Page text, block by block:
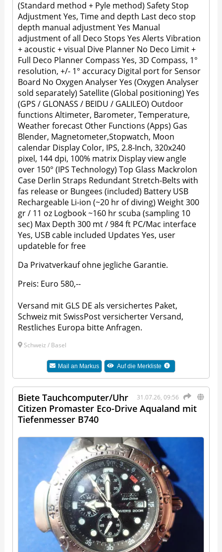
(Standard method + Pyle method) Safety Stop
Adjustment Yes, Time and depth Last deco stop
depth manual adjustment Yes Manual
adjustment of all Deco Stops Yes Alerts Vibration
+ acoustic + visual Dive Planner No Deco Limit +
Full Deco Planner Compass Yes, 3D Compass, 1°
resolution, +/- 1° accuracy Digital port for Sensor
Board No Oxygen Analyser Yes (Oxygen Analyser
sold separately) Satellite (Global positioning) Yes
(GPS / GLONASS / BEIDU / GALILEO) Outdoor
functions Altimeter, Barometer, Temperature,
Weather forecast Other Functions (Apps) Gas
Blender, Magnetometer,Stopwatch, Moon
calendar Display Color, IPS, 2.8-Inch, 320x240
pixel, 144 dpi, 100% matrix Display view angle
over 150° (IPS Technology) Top Glass Mackrolon
Case Derlin Straps Redundant Stretch-Belts with
fas release or Bungees (included) Battery USB
Rechargeable Li-ion (~20 hr of diving) Weight 300
gr / 11 oz Logbook ~160 hr scuba (sampling 10
sec) Max Depth 300 mt / 984 ft PC/Mac interface
Yes, USB cable included Updates Yes, user
updateble for free
Da Privatverkauf ohne jegliche Garantie.
Preis: Euro 580,--
Versand mit GLS DE als versichertes Paket,
Schweiz mit SwissPost versicherter Versand,
Restliches Europa bitte Anfragen.
Schweiz / Basel
Mail an Markus Auf die Merkliste
31.07.26, 09:56
Biete Tauchcomputer/Uhr
Citizen Promaster Eco-Drive Aqualand mit
Tiefenmesser B740